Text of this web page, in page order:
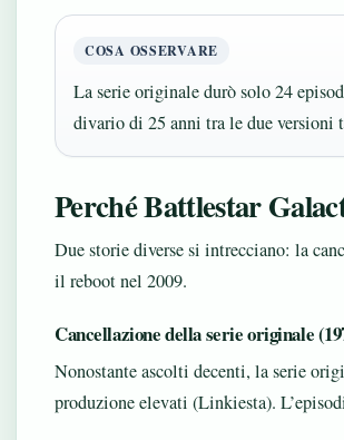
COSA OSSERVARE
La serie originale durò solo 24
divario di 25 anni tra le due versioni
Perché Battlestar
Due storie diverse si intrecciano: la
il reboot nel 2009.
Cancellazione della serie originale
Nonostante ascolti decenti, la serie
produzione elevati (Linkiesta).